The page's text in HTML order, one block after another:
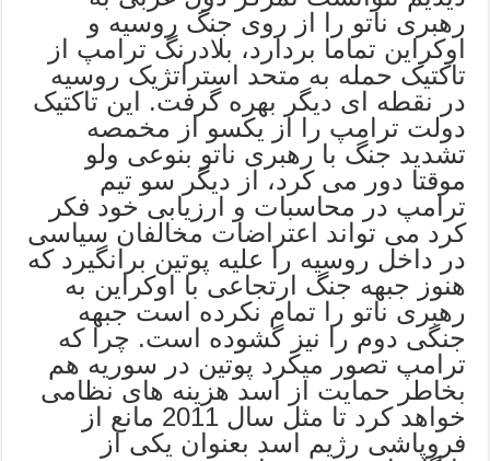
رهبری ناتو را از روی جنگ روسیه و
اوکراین تماما بردارد، بلادرنگ ترامپ از
تاکتیک حمله به متحد استراتژیک روسیه
در نقطه ای دیگر بهره گرفت. این تاکتیک
دولت ترامپ را از یکسو از مخمصه
تشدید جنگ با رهبری ناتو بنوعی ولو
موقتا دور می کرد، از دیگر سو تیم
ترامپ در محاسبات و ارزیابی خود فکر
کرد می تواند اعتراضات مخالفان سیاسی
در داخل روسیه را علیه پوتین برانگیرد که
هنوز جبهه جنگ ارتجاعی با اوکراین به
رهبری ناتو را تمام نکرده است جبهه
جنگی دوم را نیز گشوده است. چرا که
ترامپ تصور میکرد پوتین در سوریه هم
بخاطر حمایت از اسد هزینه های نظامی
خواهد کرد تا مثل سال 2011 مانع از
فروپاشی رژیم اسد بعنوان یکی از